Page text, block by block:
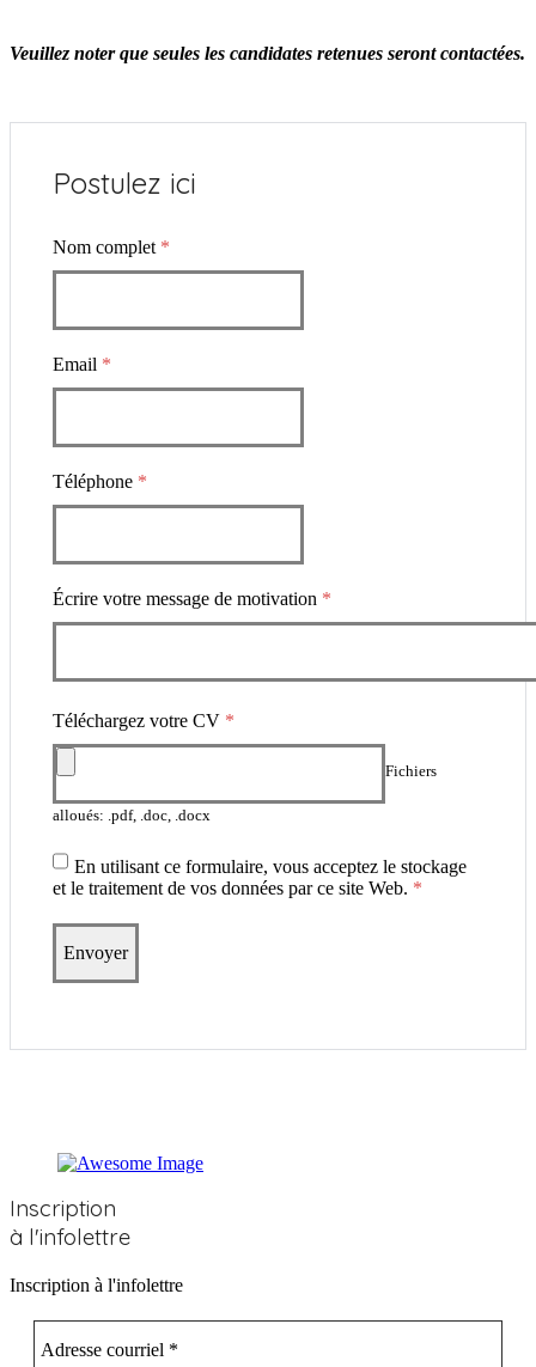
Veuillez noter que seules les candidates retenues seront contactées.
Postulez ici
Nom complet *
Email *
Téléphone *
Écrire votre message de motivation *
Téléchargez votre CV *
Fichiers
alloués: .pdf, .doc, .docx
En utilisant ce formulaire, vous acceptez le stockage
et le traitement de vos données par ce site Web. *
Inscription
à l'infolettre
Inscription à l'infolettre